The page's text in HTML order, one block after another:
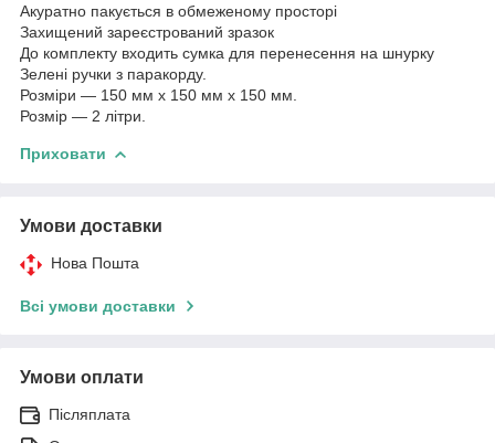
Акуратно пакується в обмеженому просторі
Захищений зареєстрований зразок
До комплекту входить сумка для перенесення на шнурку
Зелені ручки з паракорду.
Розміри — 150 мм х 150 мм х 150 мм.
Розмір — 2 літри.
Приховати
Умови доставки
Нова Пошта
Всі умови доставки
Умови оплати
Післяплата